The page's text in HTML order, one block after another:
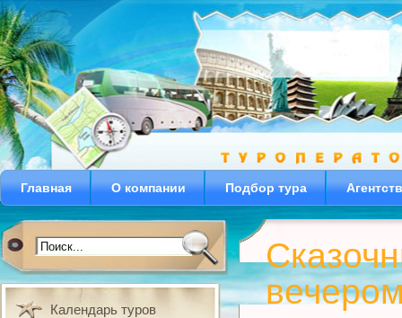
Главная О компании Подбор тура
Календарь туров